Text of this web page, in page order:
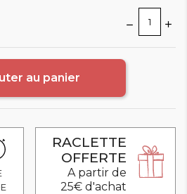
au panier
RACLETTE
OFFERTE
A partir de
25€ d'achat